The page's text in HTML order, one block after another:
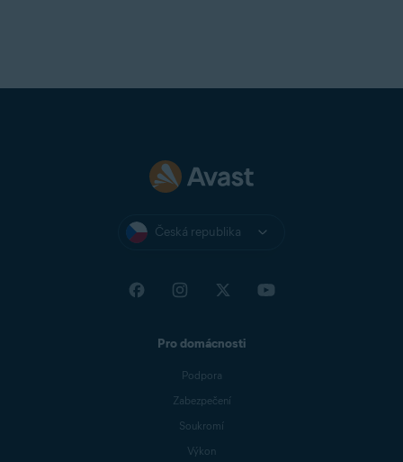
Česká republika
Pro domácnosti
Podpora
Zabezpečení
Soukromí
Výkon